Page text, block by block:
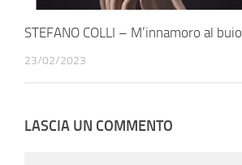
STEFANO COLLI – M’innamoro al buio
23/02/2023
LASCIA UN COMMENTO